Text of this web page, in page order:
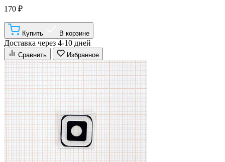
170 ₽
Купить В корзине
Доставка через 4-10 дней
Сравнить Избранное